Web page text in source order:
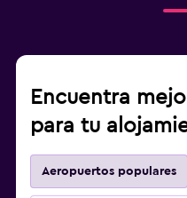
Encuentra
para tu
Aeropuertos populares